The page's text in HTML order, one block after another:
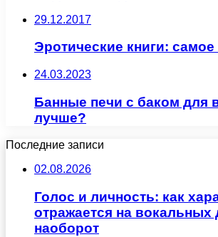
29.12.2017
Эротические книги:
24.03.2023
Банные печи с баком для
лучше?
Последние записи
02.08.2026
Голос и личность: как
отражается на вокальных
наоборот